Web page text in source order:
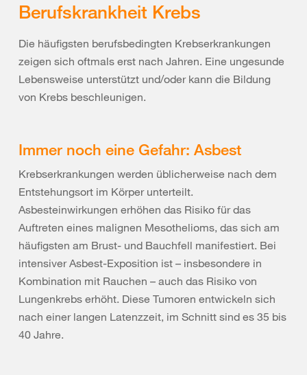
Berufskrankheit Krebs
Die häufigsten berufsbedingten Krebserkrankungen
zeigen sich oftmals erst nach Jahren. Eine ungesunde
Lebensweise unterstützt und/oder kann die Bildung
von Krebs beschleunigen.
Immer noch eine Gefahr: Asbest
Krebserkrankungen werden üblicherweise nach dem
Entstehungsort im Körper unterteilt.
Asbesteinwirkungen erhöhen das Risiko für das
Auftreten eines malignen Mesothelioms, das sich am
häufigsten am Brust- und Bauchfell manifestiert. Bei
intensiver Asbest-Exposition ist – insbesondere in
Kombination mit Rauchen – auch das Risiko von
Lungenkrebs erhöht. Diese Tumoren entwickeln sich
nach einer langen Latenzzeit, im Schnitt sind es 35 bis
40 Jahre.